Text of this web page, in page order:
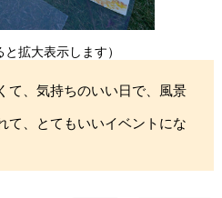
と拡大表示します）
て、気持ちのいい日で、風景
て、とてもいいイベントにな